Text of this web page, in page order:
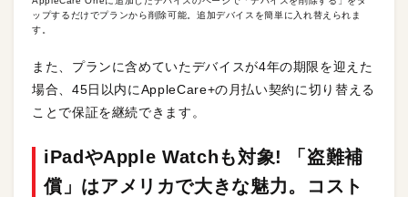
ップするだけでプランから削除可能。追加デバイスを簡単に入れ替えられま
す。
また、プランに含めていたデバイスが4年の期限を迎えた
場合、45日以内にAppleCare+の月払い契約に切り替える
ことで保証を継続できます。
iPadやApple Watchも対象! 「盗難補
償」はアメリカで大きな魅力。コスト